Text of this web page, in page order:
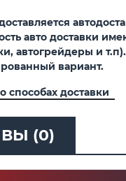
авто доставки
автогрейдеры и т.п).
вариант.
способах доставки
(0)